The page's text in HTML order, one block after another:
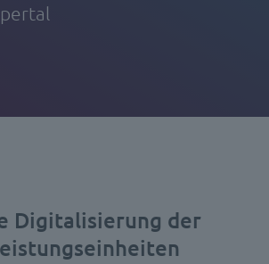
Digitalisierung der